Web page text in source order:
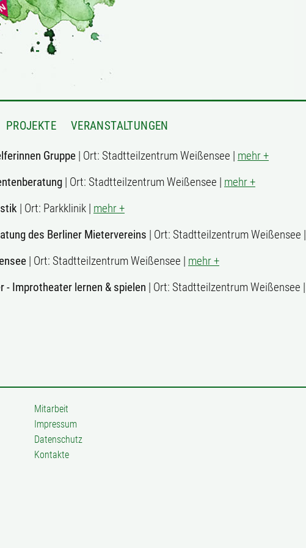
PROJEKTE VERANSTALTUNGEN
Gruppe | Ort: Stadtteilzentrum Weißensee | mehr +
| Ort: Stadtteilzentrum Weißensee | mehr +
| Ort: Parkklinik | mehr +
des Berliner Mietervereins | Ort: Stadtteilzentrum Weißensee |
| Ort: Stadtteilzentrum Weißensee | mehr +
- Improtheater lernen & spielen | Ort: Stadtteilzentrum Weißensee |
Mitarbeit
Impressum
Datenschutz
Kontakte